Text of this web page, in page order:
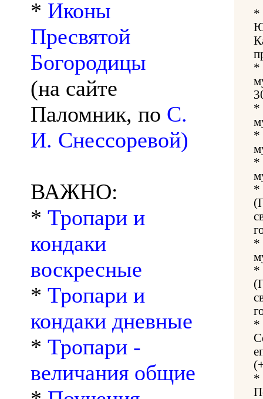
* Иконы
Пресвятой
Богородицы
(на сайте
Паломник, по С.
И. Снессоревой)
ВАЖНО:
* Тропари и
кондаки
воскресные
* Тропари и
кондаки дневные
* Тропари -
величания общие
*
*
*
*
*
*
*
*
*
*